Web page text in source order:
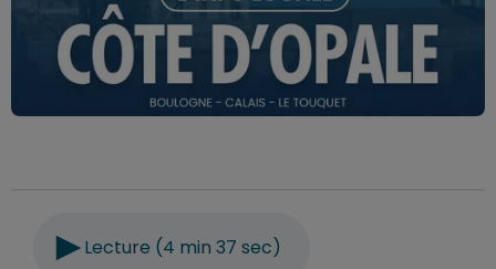
Lecture (4 min 37 sec)